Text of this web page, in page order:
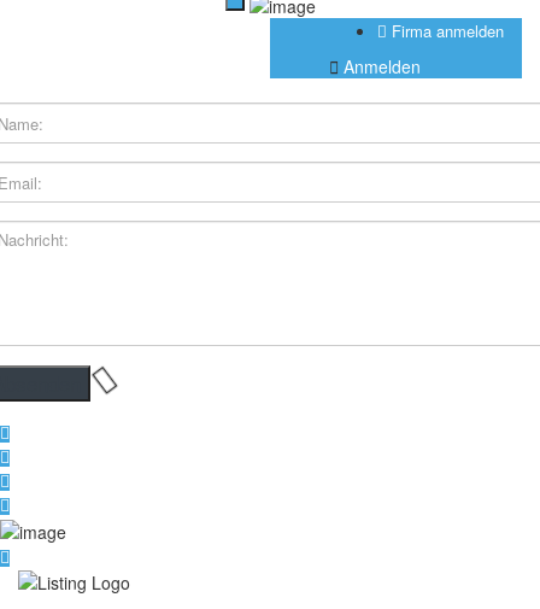
Firma anmelden
Anmelden